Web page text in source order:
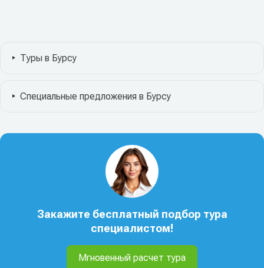
Туры в Бурсу
Специальные предложения в Бурсу
Закажите бесплатный подбор тура
специалистом!
Мгновенный расчет тура